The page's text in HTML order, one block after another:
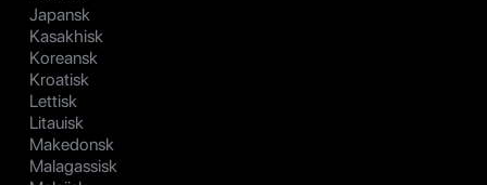
Japansk
Kasakhisk
Koreansk
Kroatisk
Lettisk
Litauisk
Makedonsk
Malagassisk